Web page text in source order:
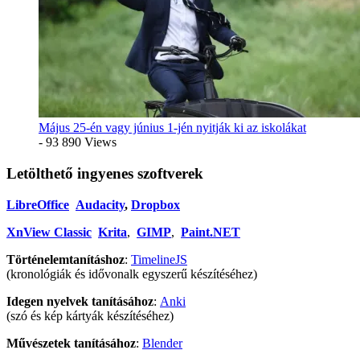
Május 25-én vagy június 1-jén nyitják ki az iskolákat
- 93 890 Views
Letölthető ingyenes szoftverek
LibreOffice Audacity, Dropbox
XnView Classic Krita, GIMP, Paint.NET
Történelemtanításhoz: TimelineJS
(kronológiák és idővonalk egyszerű készítéséhez)
Idegen nyelvek tanításához: Anki
(szó és kép kártyák készítéséhez)
Művészetek tanításához: Blender